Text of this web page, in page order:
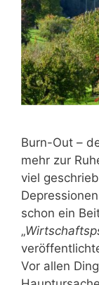
Burn-Out –
mehr zur
viel
schon ein
„
Vor allen